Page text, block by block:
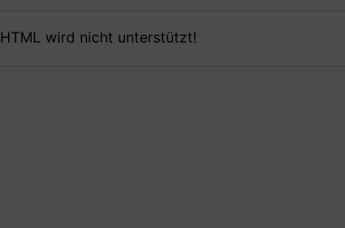
HTML wird nicht unterstützt!